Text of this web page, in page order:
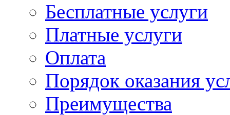
Бесплатные услуги
Платные услуги
Оплата
Порядок оказания
Преимущества